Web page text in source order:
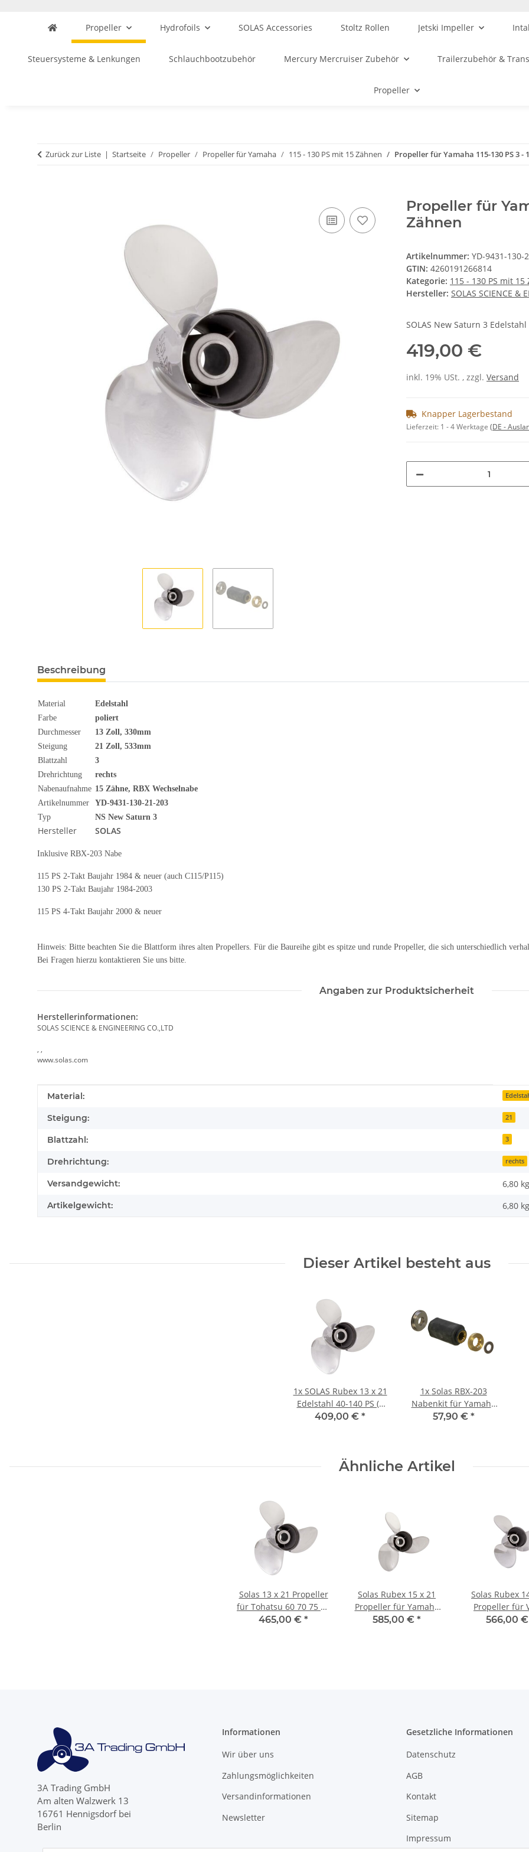
Propeller Hydrofoils SOLAS Accessories Stoltz Rollen Jetski Impeller
Steuersysteme & Lenkungen Schlauchbootzubehör Mercury Mercruiser Zubehör Trailerzubehör &
Propeller
Zurück zur Liste Startseite Propeller Propeller für Yamaha 115 - 130 PS mit 15 Zähnen Propeller für Yamaha 115-130 PS 3 -
Propeller für
Zähnen
Artikelnummer: YD-9431-130-
GTIN: 4260191266814
Kategorie: 115 - 130 PS mit 15
Hersteller: SOLAS SCIENCE &
SOLAS New Saturn 3
419,00 €
inkl. 19% USt. , zzgl. Versand
Knapper Lagerbestand
Lieferzeit: 1 - 4 Werktage (DE -
Beschreibung
Material
Edelstahl
Farbe
poliert
Durchmesser
13 Zoll, 330mm
Steigung
21 Zoll, 533mm
Blattzahl
3
Drehrichtung
rechts
Nabenaufnahme 15 Zähne, RBX Wechselnabe
Artikelnummer
YD-9431-130-21-203
Typ
NS New Saturn 3
Hersteller SOLAS
Inklusive RBX-203 Nabe
115 PS 2-Takt Baujahr 1984 & neuer (auch C115/P115)
130 PS 2-Takt Baujahr 1984-2003
115 PS 4-Takt Baujahr 2000 & neuer
Hinweis: Bitte beachten Sie die Blattform ihres alten Propellers. Für die Baureihe gibt es spitze und runde Propeller, die sich unterschiedlich
Bei Fragen hierzu kontaktieren Sie uns bitte.
Angaben zur Produktsicherheit
Herstellerinformationen:
SOLAS SCIENCE & ENGINEERING CO.,LTD
, ,
www.solas.com
Produkteigenschaft
Wert
Material:
Steigung: 21
Blattzahl: 3
Drehrichtung: rechts
Versandgewicht: 6,80 kg
Artikelgewicht: 6,80 kg
Dieser Artikel besteht aus
1x SOLAS Rubex 13 x 21
Edelstahl 40-140 PS (4
1/4" Getriebe) 3 Blatt
409,00 € *
1x Solas RBX-203
Nabenkit für Yamaha
115-300 PS
57,90 € *
Ähnliche Artikel
Solas 13 x 21 Propeller
für Tohatsu 60 70 75 90
115 120 140 PS
465,00 € *
Solas Rubex 15 x 21
Propeller für Yamaha
150 175 200 225 250
585,00 € *
Solas Rubex
Propeller für
Penta SX 3
566,00
3A Trading GmbH
Am alten Walzwerk 13
16761 Hennigsdorf bei
Berlin
Informationen
Wir über uns
Zahlungsmöglichkeiten
Versandinformationen
Newsletter
Gesetzliche Informationen
Datenschutz
AGB
Kontakt
Sitemap
Impressum